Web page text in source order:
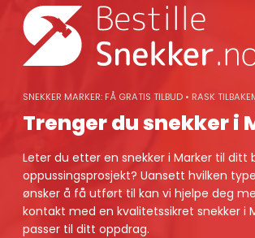
content
SNEKKER MARKER: FÅ GRATIS TILBUD • RASK
Trenger du snekker i
Leter du etter en snekker i Marker til ditt
oppussingsprosjekt? Uansett hvilken
ønsker å få utført til kan vi hjelpe deg
kontakt med en kvalitetssikret snekker i
passer til ditt oppdrag.